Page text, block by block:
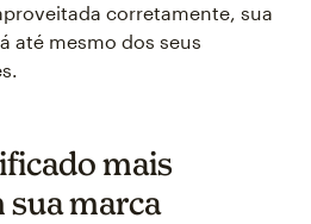
corretamente, sua
até mesmo dos seus
mais
marca